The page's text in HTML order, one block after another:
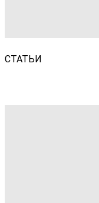
СТАТЬИ